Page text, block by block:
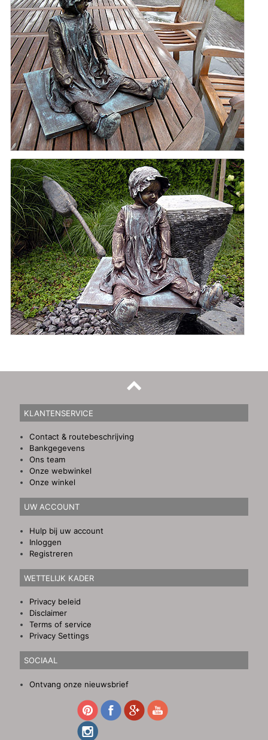
KLANTENSERVICE
Contact & routebeschrijving
Bankgegevens
Ons team
Onze webwinkel
Onze winkel
UW ACCOUNT
Hulp bij uw account
Inloggen
Registreren
WETTELIJK KADER
Privacy beleid
Disclaimer
Terms of service
Privacy Settings
SOCIAAL
Ontvang onze nieuwsbrief